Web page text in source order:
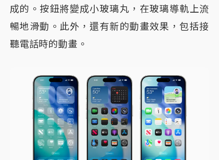
成的。按鈕將變成小玻璃丸，在玻璃導軌上流
暢地滑動。此外，還有新的動畫效果，包括接
聽電話時的動畫。